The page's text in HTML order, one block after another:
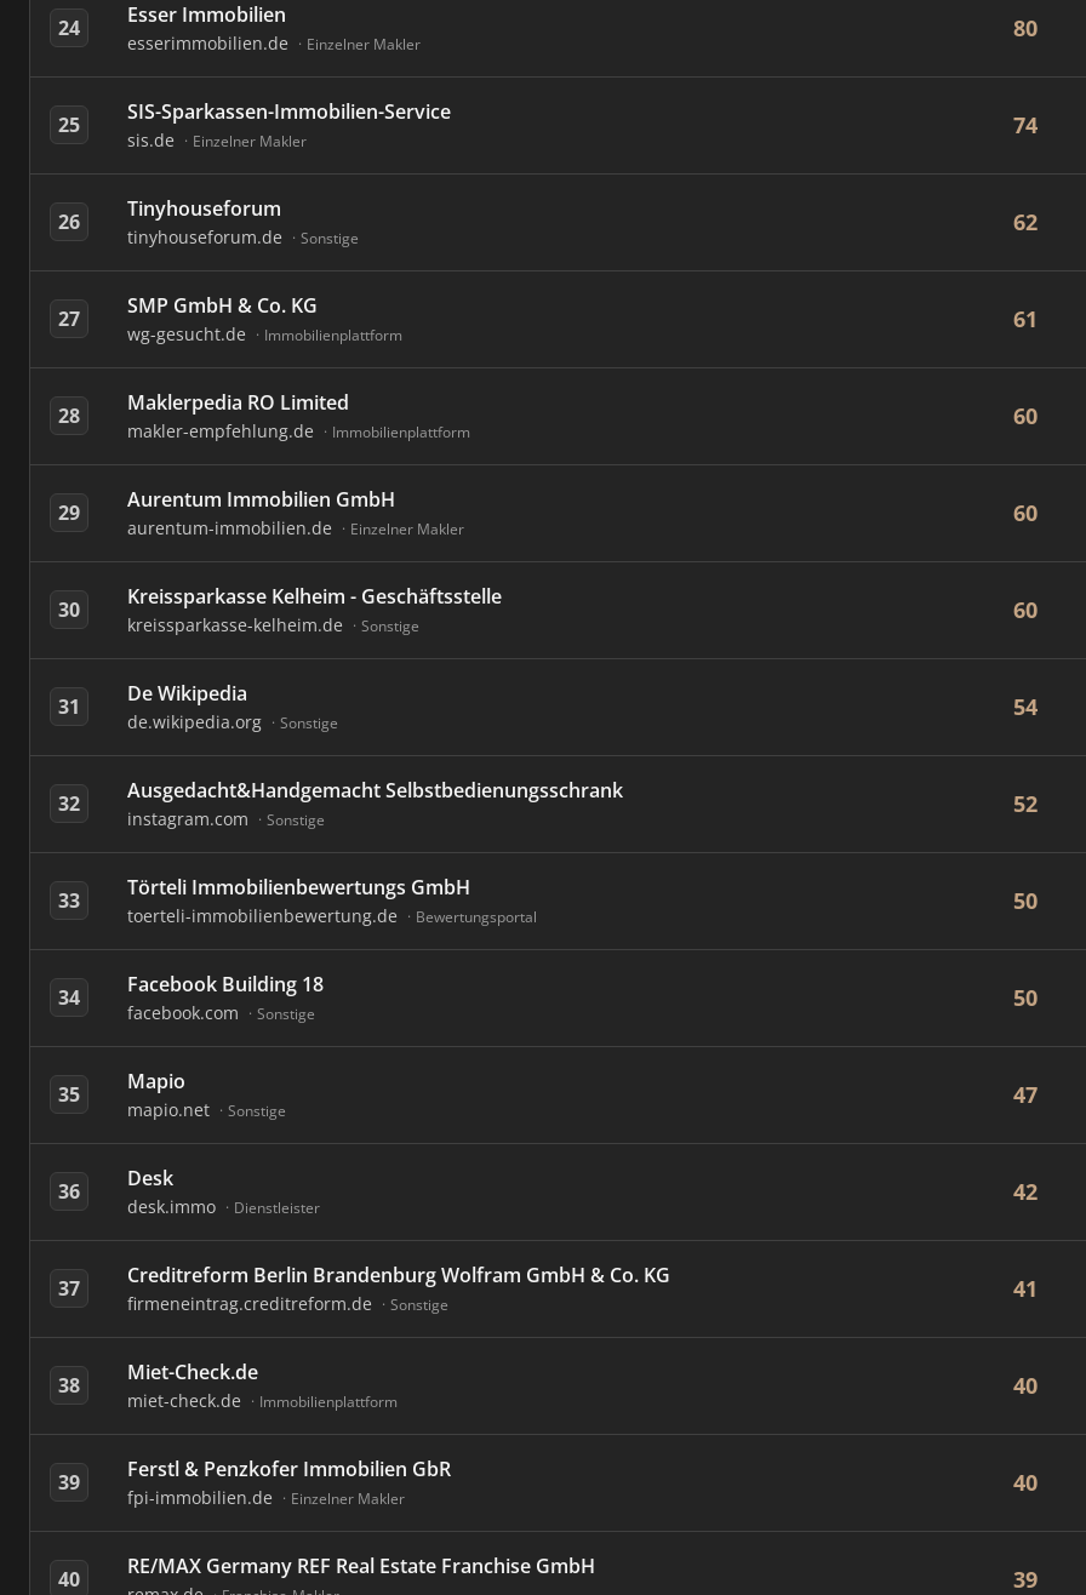
24 Esser Immobilien
esserimmobilien.de Einzelner Makler
80
25 SIS-Sparkassen-Immobilien-Service
sis.de Einzelner Makler
74
26 Tinyhouseforum
tinyhouseforum.de Sonstige
62
27 SMP GmbH & Co. KG
wg-gesucht.de Immobilienplattform
61
28 Maklerpedia RO Limited
makler-empfehlung.de Immobilienplattform
60
29 Aurentum Immobilien GmbH
aurentum-immobilien.de Einzelner Makler
60
30 Kreissparkasse Kelheim - Geschäftsstelle
kreissparkasse-kelheim.de Sonstige
60
31 De Wikipedia
de.wikipedia.org Sonstige
54
32 Ausgedacht&Handgemacht Selbstbedienungsschrank
instagram.com Sonstige
52
33 Törteli Immobilienbewertungs GmbH
toerteli-immobilienbewertung.de Bewertungsportal
50
34 Facebook Building 18
facebook.com Sonstige
50
35 Mapio
mapio.net Sonstige
47
36 Desk
desk.immo Dienstleister
42
37 Creditreform Berlin Brandenburg Wolfram GmbH & Co. KG
firmeneintrag.creditreform.de Sonstige
41
38 Miet-Check.de
miet-check.de Immobilienplattform
40
39 Ferstl & Penzkofer Immobilien GbR
fpi-immobilien.de Einzelner Makler
40
40 RE/MAX Germany REF Real Estate Franchise GmbH 39